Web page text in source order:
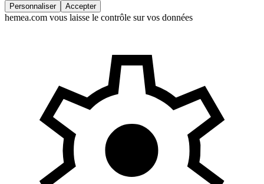
Personnaliser Accepter
hemea.com vous laisse le contrôle sur vos données